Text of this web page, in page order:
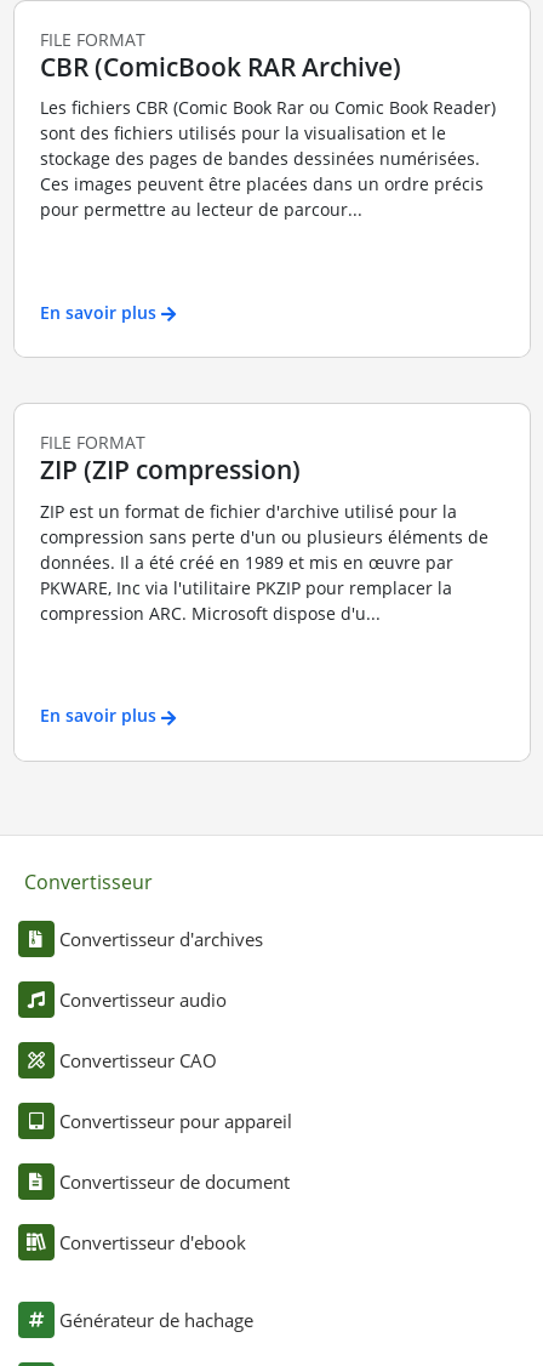
FILE FORMAT
CBR (ComicBook RAR Archive)
Les fichiers CBR (Comic Book Rar ou Comic Book Reader)
sont des fichiers utilisés pour la visualisation et le
stockage des pages de bandes dessinées numérisées.
Ces images peuvent être placées dans un ordre précis
pour permettre au lecteur de parcour...
En savoir plus
FILE FORMAT
ZIP (ZIP compression)
ZIP est un format de fichier d'archive utilisé pour la
compression sans perte d'un ou plusieurs éléments de
données. Il a été créé en 1989 et mis en œuvre par
PKWARE, Inc via l'utilitaire PKZIP pour remplacer la
compression ARC. Microsoft dispose d'u...
En savoir plus
Convertisseur
Convertisseur d'archives
Convertisseur audio
Convertisseur CAO
Convertisseur pour appareil
Convertisseur de document
Convertisseur d'ebook
Générateur de hachage